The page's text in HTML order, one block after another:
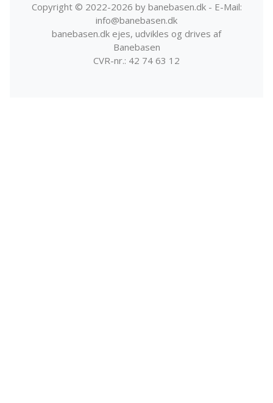
Copyright © 2022-2026 by banebasen.dk - E-Mail:
info@banebasen.dk
banebasen.dk ejes, udvikles og drives af
Banebasen
CVR-nr.: 42 74 63 12